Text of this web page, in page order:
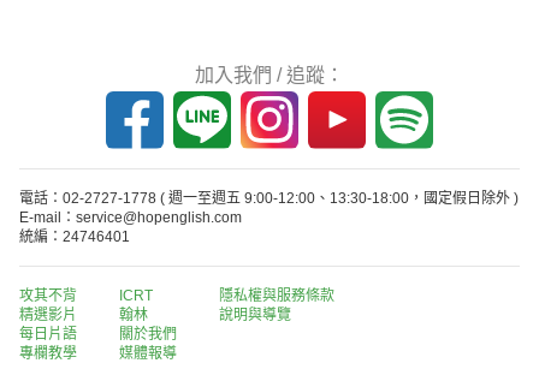
加入我們 / 追蹤：
電話：02-2727-1778 ( 週一至週五 9:00-12:00、13:30-18:00，國定假日除外 )
E-mail：service@hopenglish.com
統編：24746401
攻其不背
精選影片
每日片語
專欄教學
ICRT
翰林
關於我們
媒體報導
隱私權與服務條款
說明與導覽